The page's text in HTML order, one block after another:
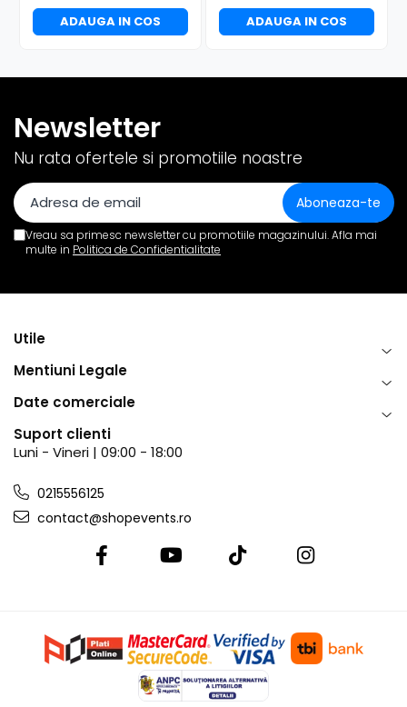
ADAUGA IN COS ADAUGA IN COS
Newsletter
Nu rata ofertele si promotiile noastre
Vreau sa primesc newsletter cu promotiile magazinului. Afla mai
multe in Politica de Confidentialitate
Utile
Mentiuni Legale
Date comerciale
Suport clienti
Luni - Vineri | 09:00 - 18:00
0215556125
contact@shopevents.ro